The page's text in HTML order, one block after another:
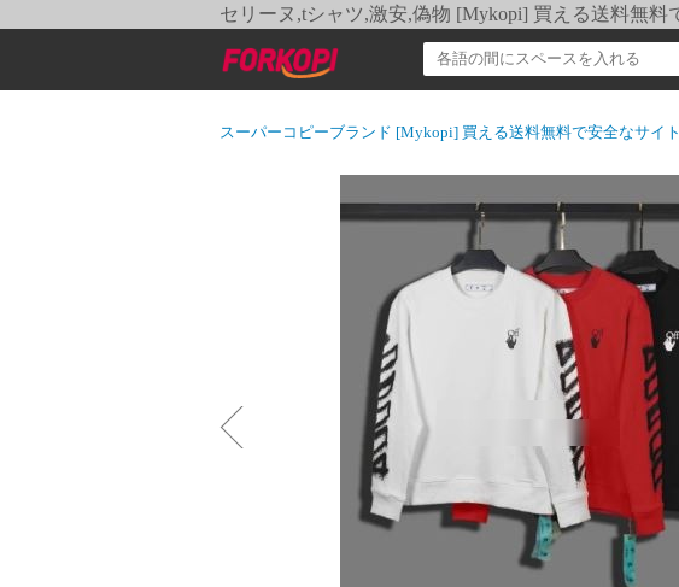
セリーヌ,tシャツ,激安,偽物 [Mykopi] 買える送料無料
スーパーコピーブランド [Mykopi] 買える送料無料で安全なサイト